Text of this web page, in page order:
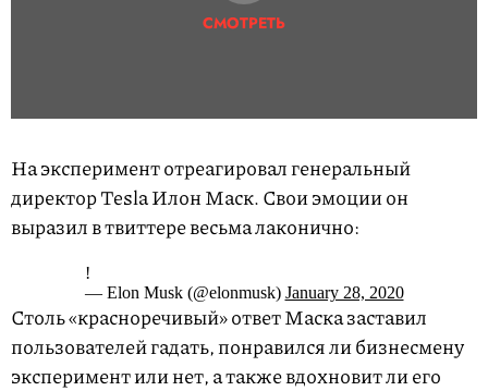
СМОТРЕТЬ
На эксперимент отреагировал генеральный
директор Tesla Илон Маск. Свои эмоции он
выразил в твиттере весьма лаконично:
!
— Elon Musk (@elonmusk) January 28, 2020
Столь «красноречивый» ответ Маска заставил
пользователей гадать, понравился ли бизнесмену
эксперимент или нет, а также вдохновит ли его